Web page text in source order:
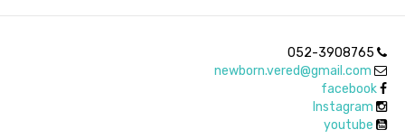
newborn.vered@gmail.com
facebook